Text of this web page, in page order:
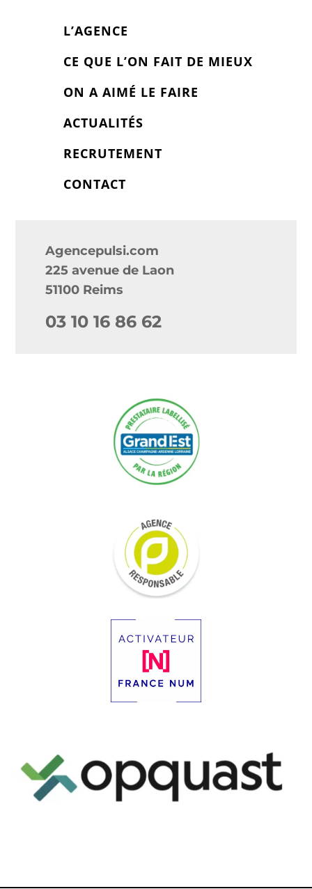
L’AGENCE
CE QUE L’ON FAIT DE MIEUX
ON A AIMÉ LE FAIRE
ACTUALITÉS
RECRUTEMENT
CONTACT
Agencepulsi.com
225 avenue de Laon
51100 Reims
03 10 16 86 62